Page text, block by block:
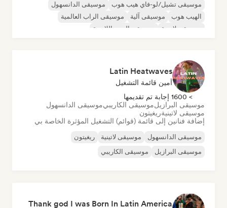
موسيقى تشيل/لو-فاي هيب هوب
موسيقى الدانسهول
الهيب هوب
موسيقى آلية
موسيقى الراب العالمية
موسيقى لاتينية
موسيقى البوب اللاتينية
Latin Heatwaves
أمين قائمة التشغيل
> 1600 إجابة تم تقديمها
موسيقى البرازيلموسيقى الكاريبيموسيقى الدانسهول
موسيقى لاتينيةريغيتون
إضافة فنانين إلى قائمة (قوائم) التشغيل المؤثرة الخاصة بي
موسيقى الدانسهول موسيقى لاتينية
ريغيتون
موسيقى البرازيل
موسيقى الكاريبي
Thank god I was Born In Latin America